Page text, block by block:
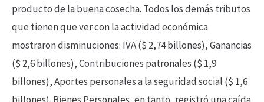
producto de la buena cosecha. Todos los demás tributos
que tienen que ver con la actividad económica
mostraron disminuciones: IVA ($ 2,74 billones), Ganancias
($ 2,6 billones), Contribuciones patronales ($ 1,9
billones), Aportes personales a la seguridad social ($ 1,6